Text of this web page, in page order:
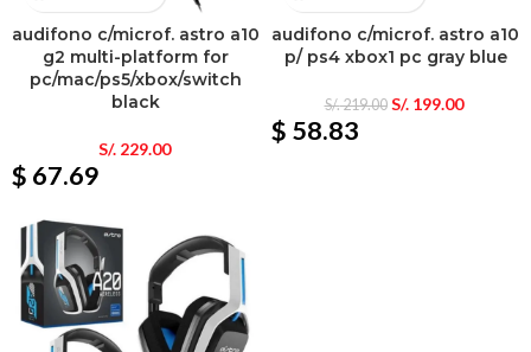
audifono c/microf. astro a10
g2 multi-platform for
pc/mac/ps5/xbox/switch
black
S/.229.00
$ 67.69
audifono c/microf. astro a10
p/ ps4 xbox1 pc gray blue
S/.219.00 S/.199.00
$ 58.83